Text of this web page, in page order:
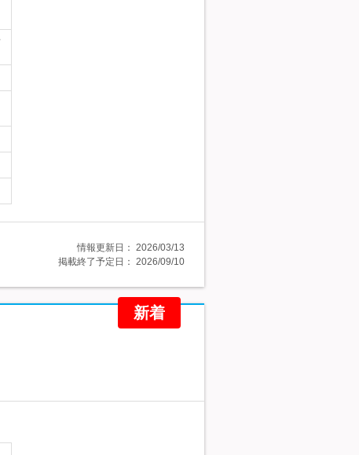
情報更新日： 2026/03/13
掲載終了予定日： 2026/09/10
新着